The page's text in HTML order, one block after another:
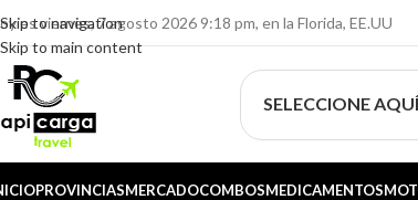
Skip to navigation
Skip to main content
es viernes, 7 agosto 2026 9:18 pm, en la Florida, EE.UU
SELECCIONE
PROVINCIASMERCADOCOMBOSMEDICAMENTOS